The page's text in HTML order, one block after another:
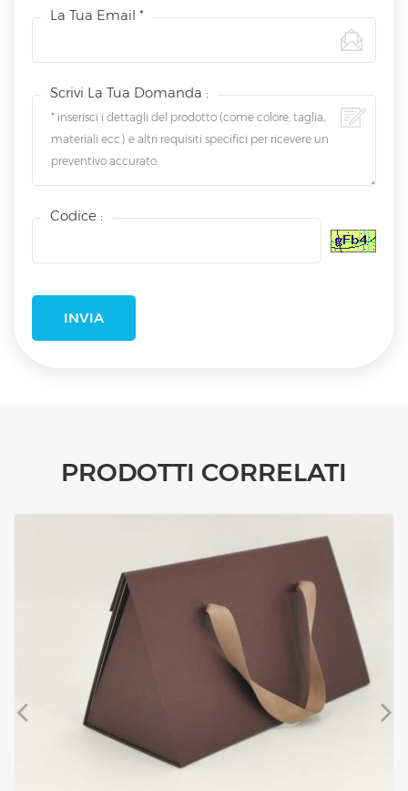
La Tua Email *
Scrivi La Tua Domanda :
Codice :
PRODOTTI CORRELATI